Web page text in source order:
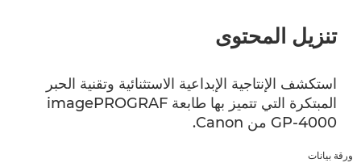
تنزيل المحتوى
استكشف الإنتاجية الإبداعية الاستثنائية وتقنية الحبر
المبتكرة التي تتميز بها طابعة imagePROGRAF
GP-4000 من Canon.
ورقة بيانات